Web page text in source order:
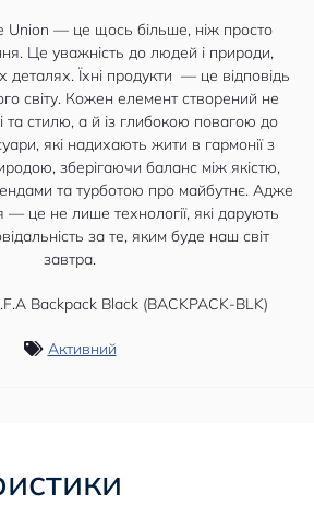
Union — це щось більше, ніж просто
Це уважність до людей і природи,
деталях. Їхні продукти — це відповідь
світу. Кожен елемент створений не
та стилю, а й із глибокою повагою до
які надихають жити в гармонії з
зберігаючи баланс між якістю,
та турботою про майбутнє. Адже
— це не лише технології, які дарують
за те, яким буде наш світ
завтра.
Активний